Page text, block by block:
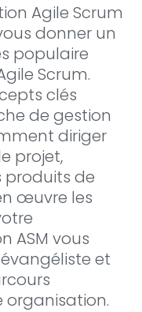
Agile Scrum
donner un
populaire
Scrum.
clés
de gestion
diriger
projet,
produits de
œuvre les
ASM vous
et
organisation.